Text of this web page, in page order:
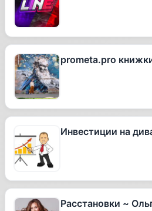
prometa.pro
Инвестиции на
Расстановки ~